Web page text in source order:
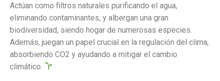
Actúan como filtros naturales purificando el agua,
eliminando contaminantes, y albergan una gran
biodiversidad, siendo hogar de numerosas especies.
Además, juegan un papel crucial en la regulación del clima,
absorbiendo CO2 y ayudando a mitigar el cambio
climático.